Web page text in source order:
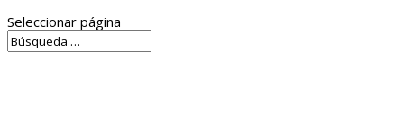
Seleccionar página